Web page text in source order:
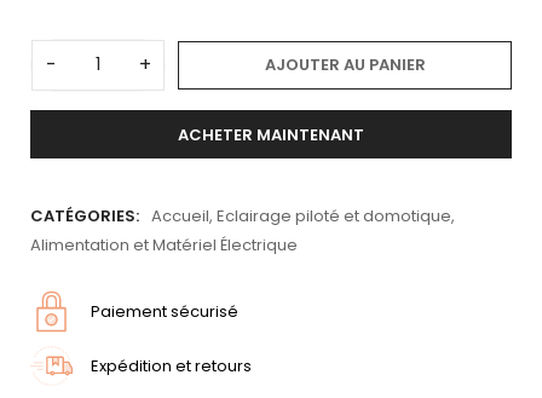
- + AJOUTER AU PANIER
ACHETER MAINTENANT
CATÉGORIES: Accueil, Eclairage piloté et domotique,
Alimentation et Matériel Électrique
Paiement sécurisé
Expédition et retours